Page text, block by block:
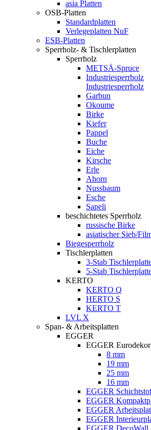
asia Platten
OSB-Platten
Standardplatten
Verlegeplatten NuF
ESB-Platten
Sperrholz- & Tischlerplatten
Sperrholz
METSÄ-Spruce
Industriesperrholz
Industriesperrholz
Garbun
Okoume
Birke
Kiefer
Pappel
Buche
Eiche
Kirsche
Erle
Ahorn
Nussbaum
Esche
Sapeli
beschichtetes Sperrholz
russische Birke
asiatischer Sieb/
Biegesperrholz
Tischlerplatten
3-Stab
5-Stab
KERTO
KERTO Q
HERTO S
KERTO T
LVL X
Span- & Arbeitsplatten
EGGER
EGGER Eurodekor
8 mm
19 mm
25 mm
16 mm
EGGER
EGGER
EGGER
EGGER
EGGER DecoWall